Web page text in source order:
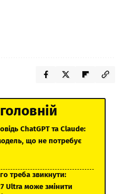
ChatGPT та Claude:
що не потребує
треба звикнути:
Ultra може змінити